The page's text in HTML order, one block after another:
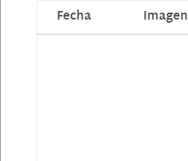
Fecha Imagen